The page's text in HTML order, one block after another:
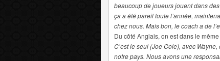
beaucoup de joueurs jouent dans
ça a été pareil toute l’année,
chez nous. Mais bon, le coach a de
Du côté Anglais, on est dans le
C’est le seul (Joe Cole), avec
notre pays. Nous avons une